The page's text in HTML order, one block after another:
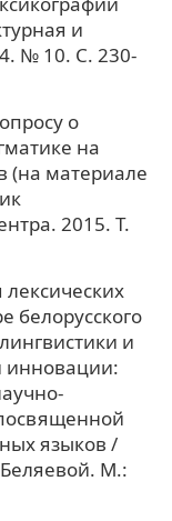
и
№ 10. С. 230-
о
на
(на материале
2015. Т.
белорусского
и
инновации:
языков /
М.: